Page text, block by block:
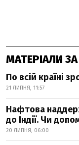
МАТЕРІАЛИ
По всій країні
21 ЛИПНЯ, 11:57
Нафтова
до Індії. Чи
20 ЛИПНЯ, 06:00